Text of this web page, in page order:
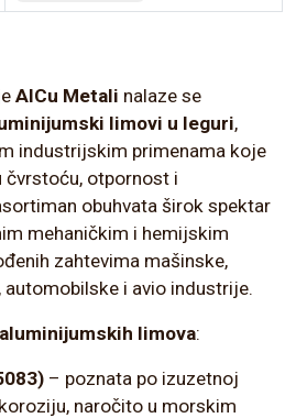
AlCu Metali nalaze se
limovi u leguri,
industrijskim primenama koje
čvrstoću, otpornost i
obuhvata širok spektar
mehaničkim i hemijskim
zahtevima mašinske,
automobilske i avio industrije.
limova:
– poznata po izuzetnoj
naročito u morskim